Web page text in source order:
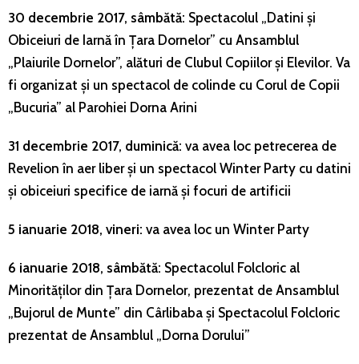
30 decembrie 2017, sâmbătă: Spectacolul „Datini și
Obiceiuri de Iarnă în Țara Dornelor” cu Ansamblul
„Plaiurile Dornelor”, alături de Clubul Copiilor și Elevilor. Va
fi organizat și un spectacol de colinde cu Corul de Copii
„Bucuria” al Parohiei Dorna Arini
31 decembrie 2017, duminică: va avea loc petrecerea de
Revelion în aer liber și un spectacol Winter Party cu datini
și obiceiuri specifice de iarnă și focuri de artificii
5 ianuarie 2018, vineri: va avea loc un Winter Party
6 ianuarie 2018, sâmbătă: Spectacolul Folcloric al
Minorităților din Țara Dornelor, prezentat de Ansamblul
„Bujorul de Munte” din Cârlibaba și Spectacolul Folcloric
prezentat de Ansamblul „Dorna Dorului”